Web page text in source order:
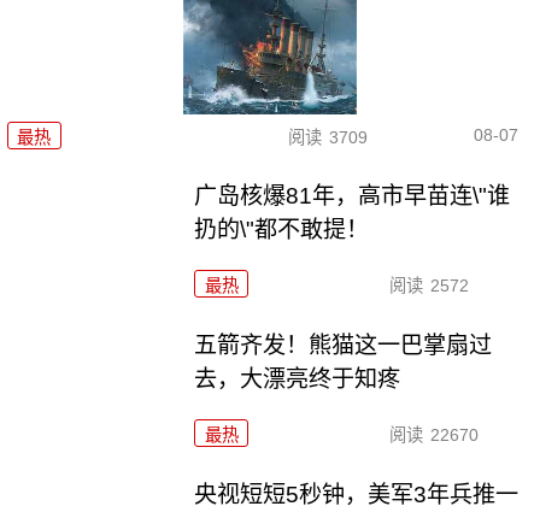
最热 阅读 3709 08-07
广岛核爆81年，高市早苗连\"谁
扔的\"都不敢提！
最热 阅读 2572
五箭齐发！熊猫这一巴掌扇过
去，大漂亮终于知疼
最热 阅读 22670
央视短短5秒钟，美军3年兵推一